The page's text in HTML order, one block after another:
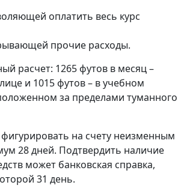
оплатить весь курс
прочие расходы.
расчет: 1265футов в месяц–
и 1015футов– вучебном
за пределами туманного
фигурировать на счету неизменным
28 дней. Подтвердить наличие
может банковская справка,
31 день.